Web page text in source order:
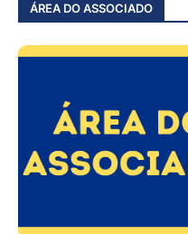
ÁREA DO ASSOCIADO